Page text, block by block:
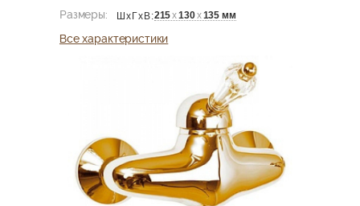
Размеры:
ШхГхВ:215х130х135 мм
Все характеристики